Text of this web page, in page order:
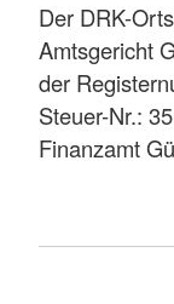
Der DRK-
Amtsgericht
der
Steuer-Nr.:
Finanzamt